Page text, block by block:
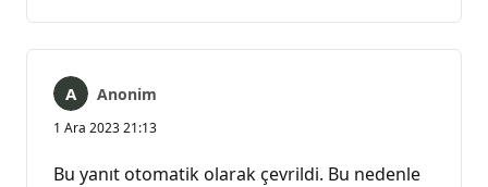
Anonim
1 Ara 2023 21:13
Bu yanıt otomatik olarak çevrildi. Bu nedenle